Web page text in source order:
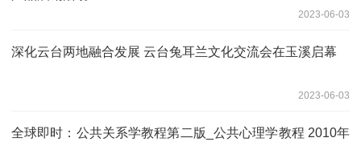
2023-06-03
深化云台两地融合发展 云台兔耳兰文化交流会在玉溪启幕
2023-06-03
全球即时：公共关系学教程第二版_公共心理学教程 2010年